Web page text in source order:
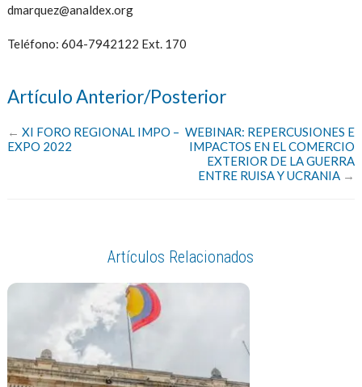
dmarquez@analdex.org
Teléfono: 604-7942122 Ext. 170
Artículo Anterior/Posterior
← XI FORO REGIONAL IMPO –
EXPO 2022
WEBINAR: REPERCUSIONES E
IMPACTOS EN EL COMERCIO
EXTERIOR DE LA GUERRA
ENTRE RUISA Y UCRANIA →
Artículos Relacionados